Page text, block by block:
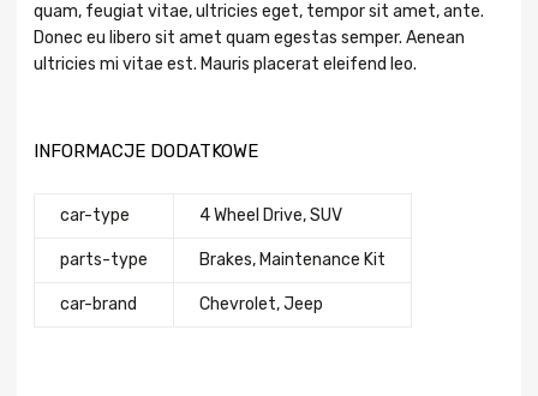
quam, feugiat vitae, ultricies eget, tempor sit amet, ante.
Donec eu libero sit amet quam egestas semper. Aenean
ultricies mi vitae est. Mauris placerat eleifend leo.
INFORMACJE DODATKOWE
car-type 4 Wheel Drive, SUV
parts-type Brakes, Maintenance Kit
сar-brand Chevrolet, Jeep